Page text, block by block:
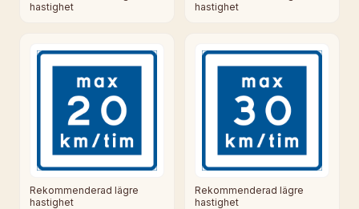
hastighet
hastighet
Rekommenderad lägre
hastighet
Rekommenderad lägre
hastighet